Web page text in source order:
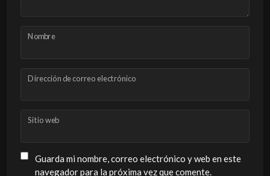
Nombre
Dirección de correo electrónico
Sitio web
Guarda mi nombre, correo electrónico y web en este
navegador para la próxima vez que comente.